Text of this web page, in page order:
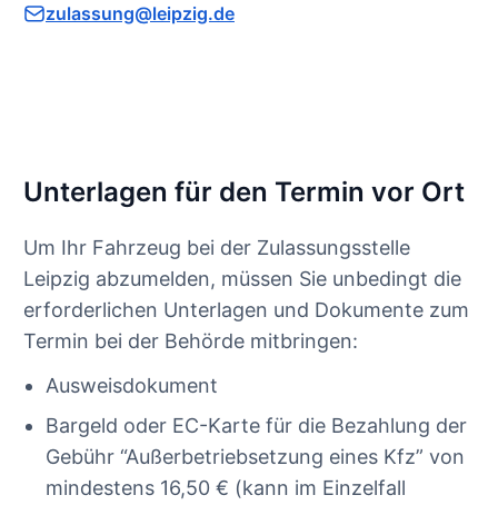
zulassung@leipzig.de
Unterlagen für den Termin vor Ort
Um Ihr Fahrzeug bei der Zulassungsstelle
Leipzig abzumelden, müssen Sie unbedingt die
erforderlichen Unterlagen und Dokumente zum
Termin bei der Behörde mitbringen:
Ausweisdokument
Bargeld oder EC-Karte für die Bezahlung der
Gebühr “Außerbetriebsetzung eines Kfz” von
mindestens 16,50 € (kann im Einzelfall